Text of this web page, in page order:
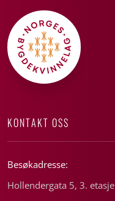
KONTAKT OSS
Besøkadresse:
Hollendergata 5, 3. etasje